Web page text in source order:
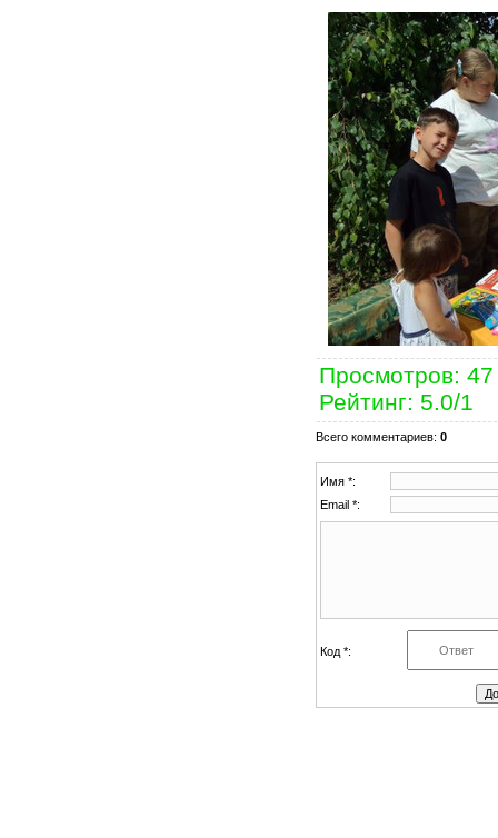
Просмотров:
Рейтинг: 5.0/1
Всего комментариев: 0
Имя *:
Email *:
Код *: